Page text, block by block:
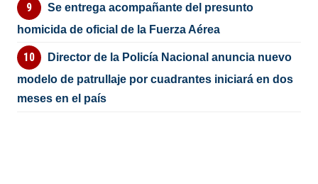
Se entrega acompañante del presunto
homicida de oficial de la Fuerza Aérea
Director de la Policía Nacional anuncia nuevo
modelo de patrullaje por cuadrantes iniciará en dos
meses en el país